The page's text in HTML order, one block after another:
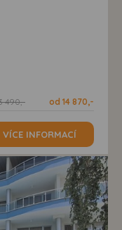
490,- od 14 870,-
VÍCE INFORMACÍ